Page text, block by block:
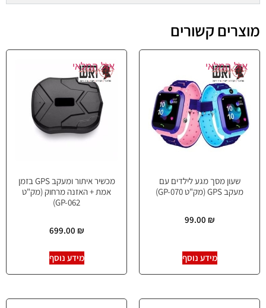
מוצרים קשורים
אזל המלאי
שעון מסך מגע לילדים עם
מעקב GPS (מק"ט GP-070)
99.00 ₪
מידע נוסף
אזל המלאי
מכשיר איתור ומעקב GPS בזמן
אמת + האזנה מרחוק (מק"ט
GP-062)
699.00 ₪
מידע נוסף